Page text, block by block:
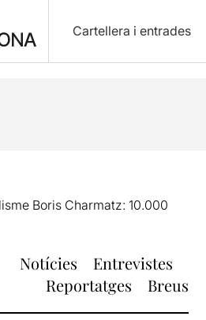
Cartellera i entrades
Boris Charmatz: 10.000
Notícies
Entrevistes
Reportatges
Breus